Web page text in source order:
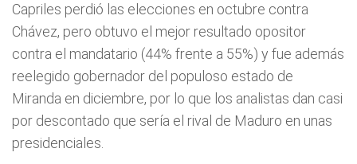
Capriles perdió las elecciones en octubre contra
Chávez, pero obtuvo el mejor resultado opositor
contra el mandatario (44% frente a 55%) y fue además
reelegido gobernador del populoso estado de
Miranda en diciembre, por lo que los analistas dan casi
por descontado que sería el rival de Maduro en unas
presidenciales.